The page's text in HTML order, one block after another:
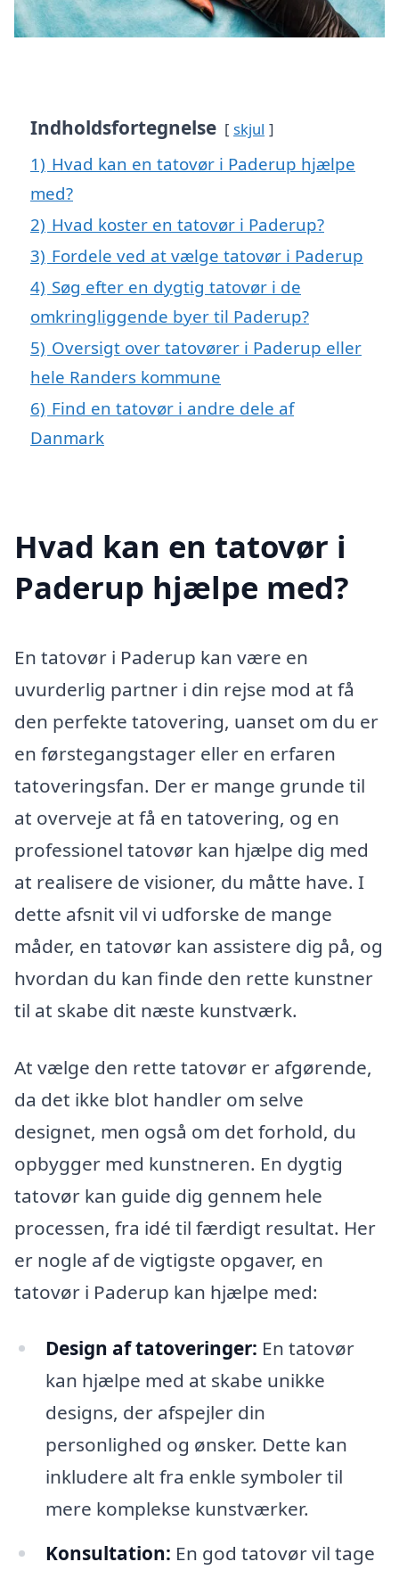
Indholdsfortegnelse skjul
1) Hvad kan en tatovør i Paderup hjælpe
med?
2) Hvad koster en tatovør i Paderup?
3) Fordele ved at vælge tatovør i Paderup
4) Søg efter en dygtig tatovør i de
omkringliggende byer til Paderup?
5) Oversigt over tatovører i Paderup eller
hele Randers kommune
6) Find en tatovør i andre dele af
Danmark
Hvad kan en tatovør i
Paderup hjælpe med?
En tatovør i Paderup kan være en
uvurderlig partner i din rejse mod at få
den perfekte tatovering, uanset om du er
en førstegangstager eller en erfaren
tatoveringsfan. Der er mange grunde til
at overveje at få en tatovering, og en
professionel tatovør kan hjælpe dig med
at realisere de visioner, du måtte have. I
dette afsnit vil vi udforske de mange
måder, en tatovør kan assistere dig på, og
hvordan du kan finde den rette kunstner
til at skabe dit næste kunstværk.
At vælge den rette tatovør er afgørende,
da det ikke blot handler om selve
designet, men også om det forhold, du
opbygger med kunstneren. En dygtig
tatovør kan guide dig gennem hele
processen, fra idé til færdigt resultat. Her
er nogle af de vigtigste opgaver, en
tatovør i Paderup kan hjælpe med:
Design af tatoveringer: En tatovør
kan hjælpe med at skabe unikke
designs, der afspejler din
personlighed og ønsker. Dette kan
inkludere alt fra enkle symboler til
mere komplekse kunstværker.
Konsultation: En god tatovør vil tage